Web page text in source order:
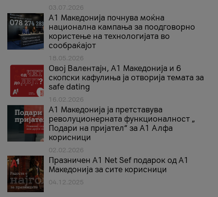
03.07.2026
A1 Македонија почнува моќна
национална кампања за поодговорно
користење на технологијата во
сообраќајот
18.05.2026
Овој Валентајн, A1 Македонија и 6
скопски кафулиња ја отворија темата за
safe dating
16.02.2026
А1 Македонија ја претставува
револуционерната функционалност „
Подари на пријател“ за А1 Алфа
корисници
02.02.2026
Празничен A1 Net Sеf подарок од А1
Македонија за сите корисници
04.12.2025